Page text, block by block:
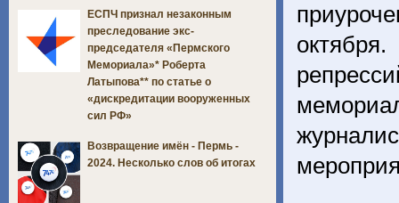
ЕСПЧ признал незаконным
преследование экс-
председателя «Пермского
Мемориала»* Роберта
Латыпова** по статье о
«дискредитации вооруженных
сил РФ»
Возвращение имён - Пермь -
2024. Несколько слов об итогах